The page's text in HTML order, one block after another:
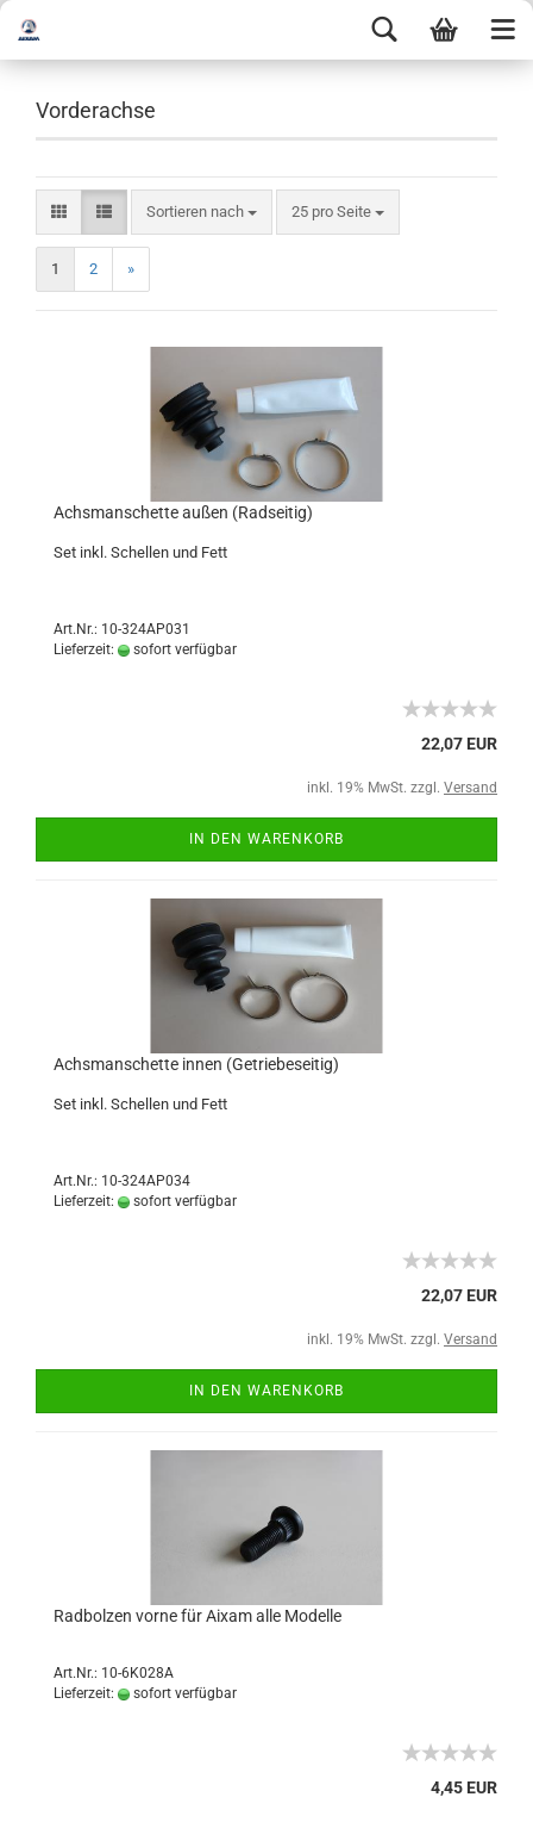
Vorderachse
Sortieren nach 25 pro Seite
1 2 »
Achsmanschette außen (Radseitig)
Set inkl. Schellen und Fett
Art.Nr.: 10-324AP031
Lieferzeit:
sofort verfügbar
22,07 EUR
inkl. 19% MwSt. zzgl. Versand
IN DEN WARENKORB
Achsmanschette innen (Getriebeseitig)
Set inkl. Schellen und Fett
Art.Nr.: 10-324AP034
Lieferzeit:
sofort verfügbar
22,07 EUR
inkl. 19% MwSt. zzgl. Versand
IN DEN WARENKORB
Radbolzen vorne für Aixam alle Modelle
Art.Nr.: 10-6K028A
Lieferzeit:
sofort verfügbar
4,45 EUR